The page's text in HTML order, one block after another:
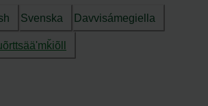
Svenska Davvisámegiella